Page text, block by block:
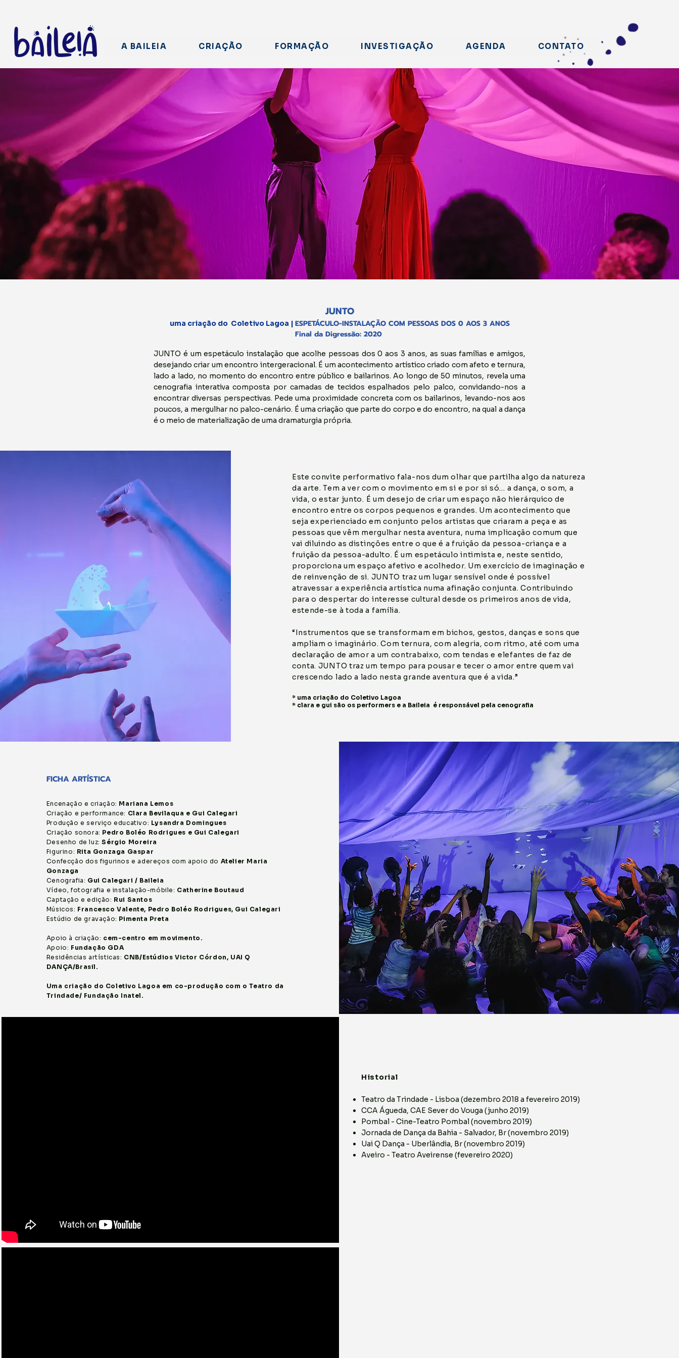
A BAILEIA CRIAÇÃO FORMAÇÃO INVESTIGAÇÃO AGENDA CONTATO
JUNTO
uma criação do Coletivo Lagoa | ESPETÁCULO-INSTALAÇÃO COM PESSOAS DOS 0 AOS 3 ANOS
Final da Digressão: 2020
JUNTO é um espetáculo instalação que acolhe pessoas dos 0 aos 3 anos, as suas famílias e amigos,
desejando criar um encontro intergeracional. É um acontecimento artístico criado com afeto e ternura,
lado a lado, no momento do encontro entre público e bailarinos. Ao longo de 50 minutos, revela uma
cenografia interativa composta por camadas de tecidos espalhados pelo palco, convidando-nos a
encontrar diversas perspectivas. Pede uma proximidade concreta com os bailarinos, levando-nos aos
poucos, a mergulhar no palco-cenário. É uma criação que parte do corpo e do encontro, na qual a dança
é o meio de materialização de uma dramaturgia própria.
Este convite performativo fala-nos dum olhar que partilha algo da natureza
da arte. Tem a ver com o movimento em si e por si só… a dança, o som, a
vida, o estar junto. É um desejo de criar um espaço não hierárquico de
encontro entre os corpos pequenos e grandes. Um acontecimento que
seja experienciado em conjunto pelos artistas que criaram a peça e as
pessoas que vêm mergulhar nesta aventura, numa implicação comum que
vai diluindo as distinções entre o que é a fruição da pessoa-criança e a
fruição da pessoa-adulto. É um espetáculo intimista e, neste sentido,
proporciona um espaço afetivo e acolhedor. Um exercício de imaginação e
de reinvenção de si. JUNTO traz um lugar sensível onde é possível
atravessar a experiência artística numa afinação conjunta. Contribuindo
para o despertar do interesse cultural desde os primeiros anos de vida,
estende-se à toda a família.
“Instrumentos que se transformam em bichos, gestos, danças e sons que
ampliam o imaginário. Com ternura, com alegria, com ritmo, até com uma
declaração de amor a um contrabaixo, com tendas e elefantes de faz de
conta. JUNTO traz um tempo para pousar e tecer o amor entre quem vai
crescendo lado a lado nesta grande aventura que é a vida.”
* uma criação do Coletivo Lagoa
* clara e gui são os performers e a Baileia é responsável pela cenografia
FICHA ARTÍSTICA
Encenação e criação: Mariana Lemos
Criação e performance: Clara Bevilaqua e Gui Calegari
Produção e serviço educativo: Lysandra Domingues
Criação sonora: Pedro Boléo Rodrigues e Gui Calegari
Desenho de luz:Sérgio Moreira
Figurino: Rita Gonzaga Gaspar
Confecção dos figurinos e adereços com apoio do Atelier Maria
Gonzaga
Cenografia: Gui Calegari / Baileia
Vídeo, fotografia e instalação-móbile: Catherine Boutaud
Captação e edição: Rui Santos
Músicos: Francesco Valente, Pedro Boléo Rodrigues, Gui Calegari
Estúdio de gravação: Pimenta Preta
Apoio à criação: cem-centro em movimento.
Apoio: Fundação GDA
Residências artísticas: CNB/Estúdios Victor Córdon, UAI Q
DANÇA/Brasil.
Uma criação do Coletivo Lagoa em co-produção com o Teatro da
Trindade/ Fundação Inatel.
Historial
Teatro da Trindade - Lisboa (dezembro 2018 a fevereiro 2019)
CCA Águeda, CAE Sever do Vouga (junho 2019)
Pombal - Cine-Teatro Pombal (novembro 2019)
Jornada de Dança da Bahia - Salvador, Br (novembro 2019)
Uai Q Dança - Uberlândia, Br (novembro 2019)
Aveiro - Teatro Aveirense (fevereiro 2020)